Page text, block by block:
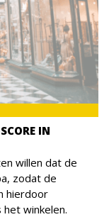
IN
willen dat de
zodat de
hierdoor
winkelen.